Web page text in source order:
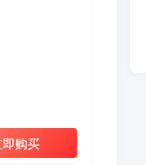
购买